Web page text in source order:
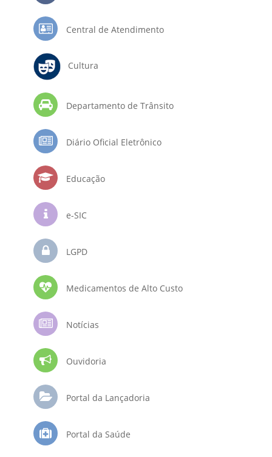
Central de Atendimento
Cultura
Departamento de Trânsito
Diário Oficial Eletrônico
Educação
e-SIC
LGPD
Medicamentos de Alto Custo
Notícias
Ouvidoria
Portal da Lançadoria
Portal da Saúde